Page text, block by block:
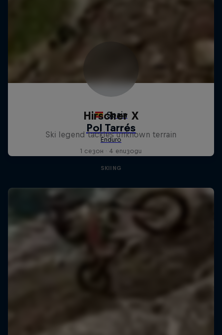
Hirscher X
Ski legend tackles unknown terrain
1 сезон · 4 епизоди
SKIING